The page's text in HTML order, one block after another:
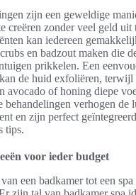
zijn een geweldige
creëren zonder veel geld uit
kan iedereen
en badzout maken die
prikkelen. Een
de huid exfoliëren, terwijl
avocado of honing diepe
behandelingen verhogen de
en zijn perfect
tips.
voor ieder budget
een badkamer tot een